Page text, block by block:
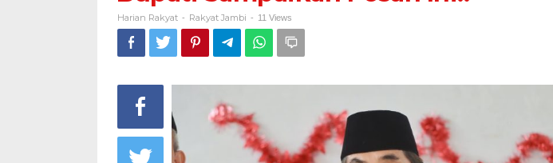
Harian Rakyat - Rakyat Jambi - 11 Views